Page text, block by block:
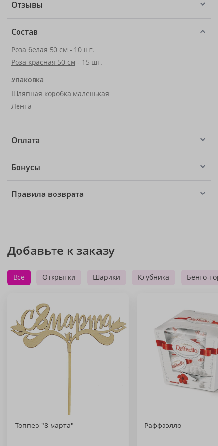
Отзывы
Состав
Роза белая 50 см - 10 шт.
Роза красная 50 см - 15 шт.
Упаковка
Шляпная коробка маленькая
Лента
Оплата
Бонусы
Правила возврата
Добавьте к заказу
Все Открытки Шарики Клубника Бенто-
Топпер "8 марта" Раффаэлло